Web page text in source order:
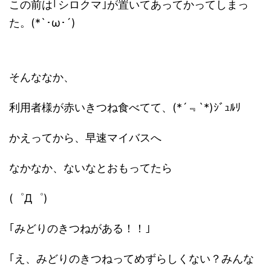
この前は｢シロクマ｣が置いてあってかってしまっ
た。(*`･ω･´)
そんななか、
利用者様が赤いきつね食べてて、(*´﹃`*)ｼﾞｭﾙﾘ
かえってから、早速マイバスへ
なかなか、ないなとおもってたら
(゜Д゜)
｢みどりのきつねがある！！｣
｢え、みどりのきつねってめずらしくない？みんな